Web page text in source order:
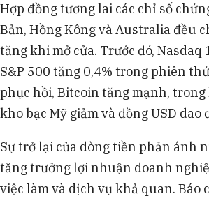
Hợp đồng tương lai các chỉ số
Bản, Hồng Kông và Australia đều
tăng khi mở cửa. Trước đó, Nasdaq
S&P 500 tăng 0,4% trong phiên
phục hồi, Bitcoin tăng mạnh,
kho bạc Mỹ giảm và đồng USD dao
Sự trở lại của dòng tiền phản ánh
tăng trưởng lợi nhuận doanh
việc làm và dịch vụ khả quan. Báo